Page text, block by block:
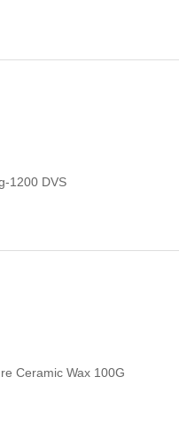
1200 DVS
Ceramic Wax 100G